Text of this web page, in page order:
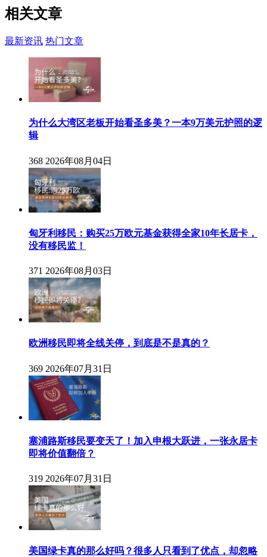
相关文章
最新资讯 热门文章
为什么大湾区老板开始看圣多美？一本9万美元护照的逻
辑
368 2026年08月04日
匈牙利移民：购买25万欧元基金获得全家10年长居卡，
没有移民监！
371 2026年08月03日
欧洲移民即将全线关停，到底是不是真的？
369 2026年07月31日
塞浦路斯移民要变天了！加入申根大跃进，一张永居卡
即将价值翻倍？
319 2026年07月31日
美国绿卡真的那么好吗？很多人只看到了优点，却忽略